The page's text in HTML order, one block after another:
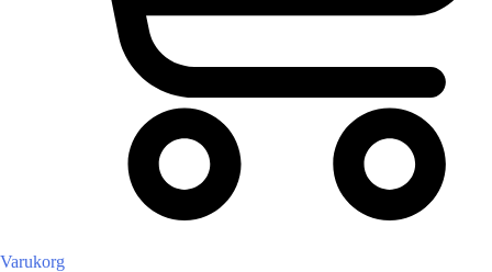
Varukorg